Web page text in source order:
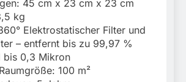
45 cm x 23 cm x 23 cm
kg
Elektrostatischer Filter und
– entfernt bis zu 99,97 %
bis 0,3 Mikron
100 m²